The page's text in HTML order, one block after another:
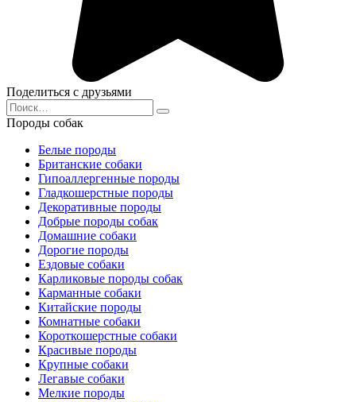
Поделиться с друзьями
Search
for:
Породы собак
Белые породы
Британские собаки
Гипоаллергенные породы
Гладкошерстные породы
Декоративные породы
Добрые породы собак
Домашние собаки
Дорогие породы
Ездовые собаки
Карликовые породы собак
Карманные собаки
Китайские породы
Комнатные собаки
Короткошерстные собаки
Красивые породы
Крупные собаки
Легавые собаки
Мелкие породы